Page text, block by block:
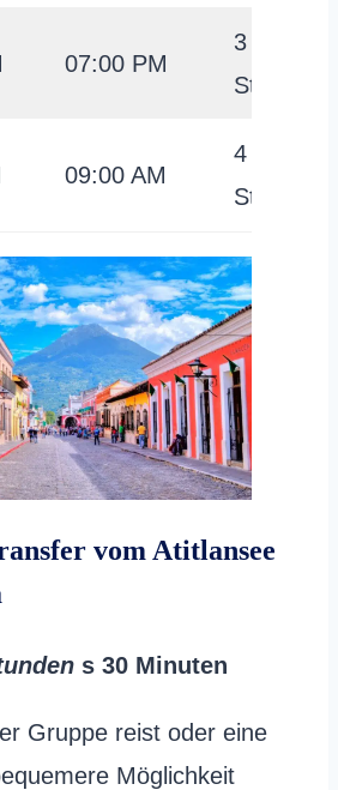
07:00 PM
3
Stunden
09:00 AM
4
Stunden
vom Atitlansee
s 30 Minuten
Gruppe reist oder eine
Möglichkeit